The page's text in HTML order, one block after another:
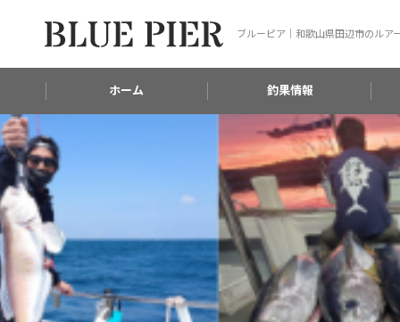
ブルーピア｜和歌山県田辺市のルア
ホーム 釣果情報